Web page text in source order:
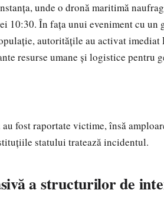
unde o dronă maritimă
10:30. În fața unui eveniment cu un
autoritățile au activat imediat
resurse umane și logistice pentru
au fost raportate victime, însă
statului tratează incidentul.
a structurilor de